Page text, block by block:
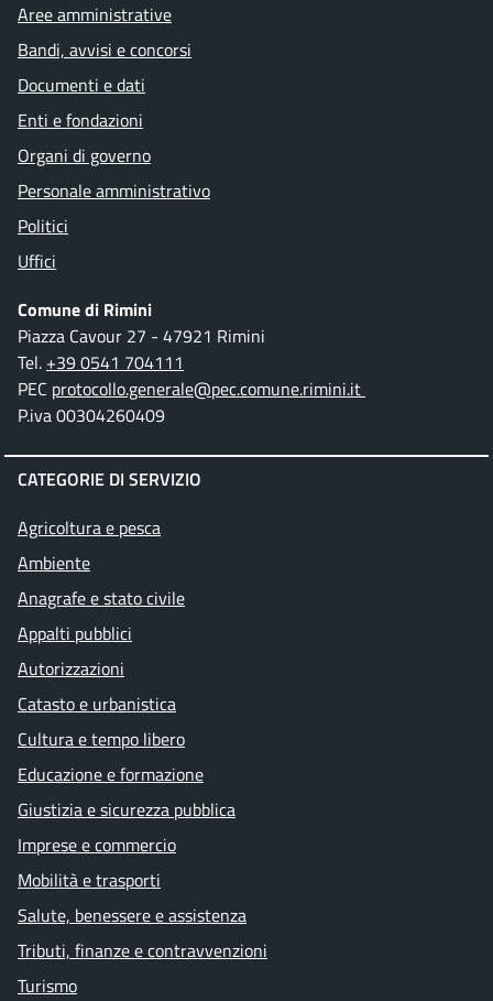
Aree amministrative
Bandi, avvisi e concorsi
Documenti e dati
Enti e fondazioni
Organi di governo
Personale amministrativo
Politici
Uffici
Comune di Rimini
Piazza Cavour 27 - 47921 Rimini
Tel. +39 0541 704111
PEC protocollo.generale@pec.comune.rimini.it
P.iva 00304260409
CATEGORIE DI SERVIZIO
Agricoltura e pesca
Ambiente
Anagrafe e stato civile
Appalti pubblici
Autorizzazioni
Catasto e urbanistica
Cultura e tempo libero
Educazione e formazione
Giustizia e sicurezza pubblica
Imprese e commercio
Mobilità e trasporti
Salute, benessere e assistenza
Tributi, finanze e contravvenzioni
Turismo